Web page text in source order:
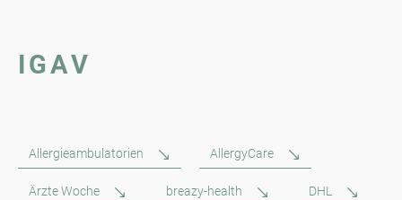
IGAV
Allergieambulatorien AllergyCare
Ärzte Woche breazy-health DHL